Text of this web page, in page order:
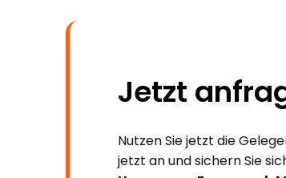
Jetzt
Nutzen Sie jetzt die
jetzt an und sichern Sie